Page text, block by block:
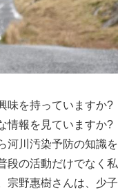
味を持っていますか?
情報を見ていますか?
河川汚染予防の知識を
段の活動だけでなく私
宗野惠樹さんは、少子